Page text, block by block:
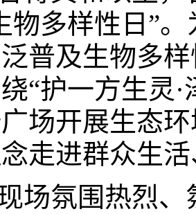
物多样性日”
普及生物多
“护一方生灵
场开展生态
走进群众生
场氛围热烈